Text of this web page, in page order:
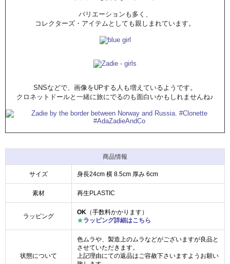
バリエーションも多く、
コレクターズ・アイテムとしても親しまれています。
SNSなどで、画像をUPする人も増えているようです。
クロネットドールと一緒に旅にでるのも面白いかもしれませんね♪
商品情報
サイズ 身長24cm 横 8.5cm 厚み 6cm
素材 再生PLASTIC
ラッピング
OK （手数料かかります）
★ラッピング詳細はこちら
状態について
色ムラや、製造上のムラなどがございますが良品と
させていただきます。
上記理由にての返品はご容赦下さいますようお願い